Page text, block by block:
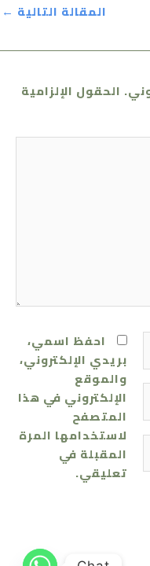
المقالة التالية ←
الحقول الإلزامية
احفظ اسمي،
بريدي الإلكتروني،
والموقع
الإلكتروني في هذا
المتصفح
لاستخدامها المرة
المقبلة في
تعليقي.